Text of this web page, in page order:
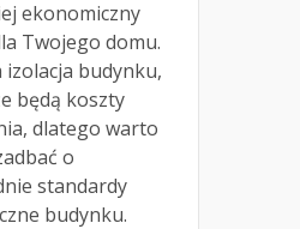
ekonomiczny
Twojego domu.
izolacja budynku,
będą koszty
dlatego warto
o
standardy
budynku.